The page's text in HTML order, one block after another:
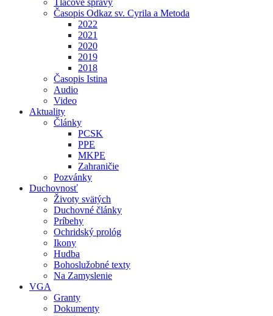
Tlačové správy
Časopis Odkaz sv. Cyrila a Metoda
2022
2021
2020
2019
2018
Časopis Istina
Audio
Video
Aktuality
Články
PCSK
PPE
MKPE
Zahraničie
Pozvánky
Duchovnosť
Životy svätých
Duchovné články
Príbehy
Ochridský prológ
Ikony
Hudba
Bohoslužobné texty
Na Zamyslenie
VGA
Granty
Dokumenty